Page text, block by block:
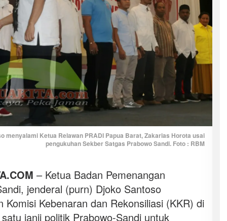
menyalami Ketua Relawan PRADI Papua Barat, Zakarias Horota usai
pengukuhan Sekber Satgas Prabowo Sandi. Foto : RBM
– Ketua Badan Pemenangan
jenderal (purn) Djoko Santoso
Kebenaran dan Rekonsiliasi (KKR) di
janji politik Prabowo-Sandi untuk